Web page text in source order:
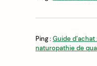
Ping :Guide
naturopathie de